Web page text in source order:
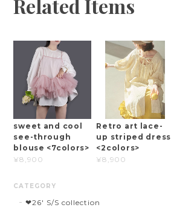
Related Items
sweet and cool
see-through
blouse <7colors>
¥8,900
Retro art lace-
up striped dress
<2colors>
¥8,900
CATEGORY
❤︎26' S/S collection